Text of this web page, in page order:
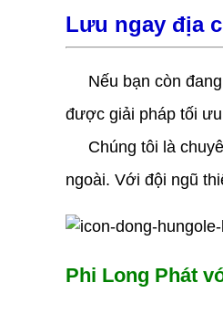
Lưu ngay địa
Nếu bạn còn đang
được giải pháp tối
Chúng tôi là
ngoài. Với đội ngũ
Phi Long Phát